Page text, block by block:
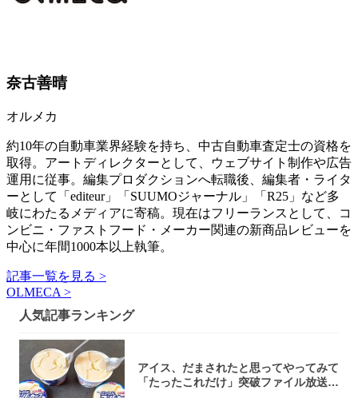
奈古善晴
オルメカ
約10年の自動車業界経験を持ち、中古自動車査定士の資格を
取得。アートディレクターとして、ウェブサイト制作や広告
運用に従事。編集プロダクションへ転職後、編集者・ライタ
ーとして「editeur」「SUUMOジャーナル」「R25」など多
岐にわたるメディアに寄稿。現在はフリーランスとして、コ
ンビニ・ファストフード・メーカー関連の新商品レビューを
中心に年間1000本以上執筆。
記事一覧を見る >
OLMECA >
人気記事ランキング
アイス、だまされたと思ってやってみて
「たったこれだけ」突破ファイル放送で